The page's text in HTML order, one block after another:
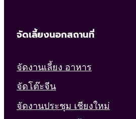
จัดเลี้ยงนอกสถานที่
จัดงานเลี้ยง อาหาร
จัดโต๊ะจีน
จัดงานประชุม เชียงใหม่